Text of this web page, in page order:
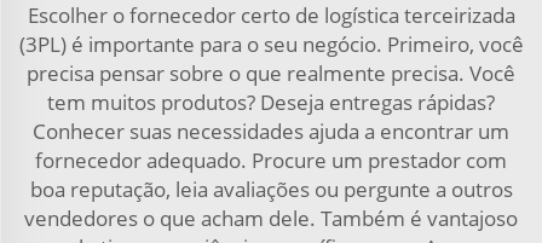
Escolher o fornecedor certo de logística terceirizada
(3PL) é importante para o seu negócio. Primeiro, você
precisa pensar sobre o que realmente precisa. Você
tem muitos produtos? Deseja entregas rápidas?
Conhecer suas necessidades ajuda a encontrar um
fornecedor adequado. Procure um prestador com
boa reputação, leia avaliações ou pergunte a outros
vendedores o que acham dele. Também é vantajoso